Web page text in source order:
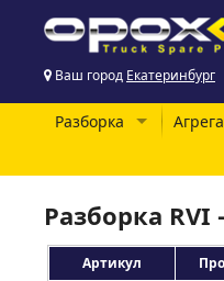
Ваш город Екатеринбург
Разборка
Разборка RVI
Артикул